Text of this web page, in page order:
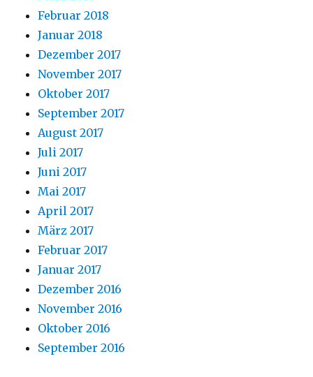
Februar 2018
Januar 2018
Dezember 2017
November 2017
Oktober 2017
September 2017
August 2017
Juli 2017
Juni 2017
Mai 2017
April 2017
März 2017
Februar 2017
Januar 2017
Dezember 2016
November 2016
Oktober 2016
September 2016